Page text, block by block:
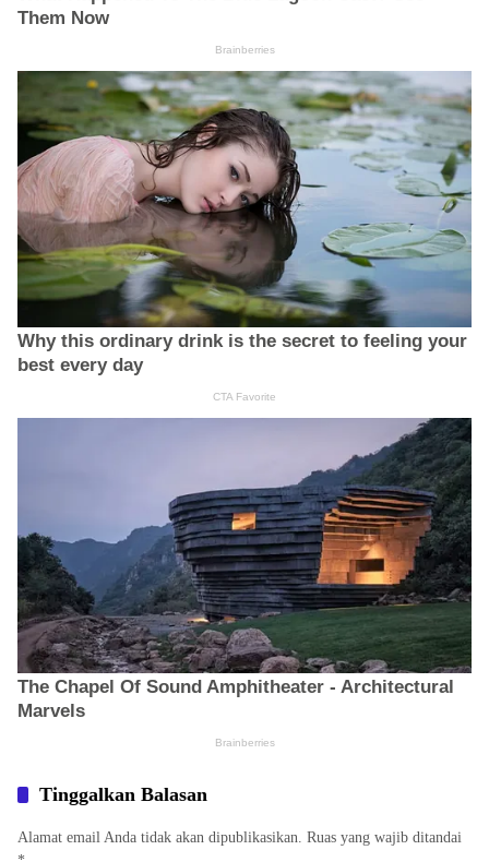
Tinggalkan Balasan
Alamat email Anda tidak akan dipublikasikan. Ruas yang wajib ditandai